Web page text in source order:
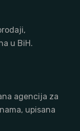
u BiH.
agencija za
upisana